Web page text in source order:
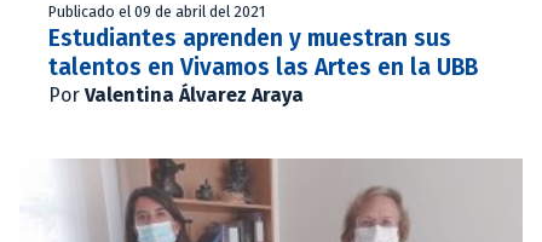
Publicado el 09 de abril del 2021
Estudiantes aprenden y muestran sus
talentos en Vivamos las Artes en la UBB
Por Valentina Álvarez Araya